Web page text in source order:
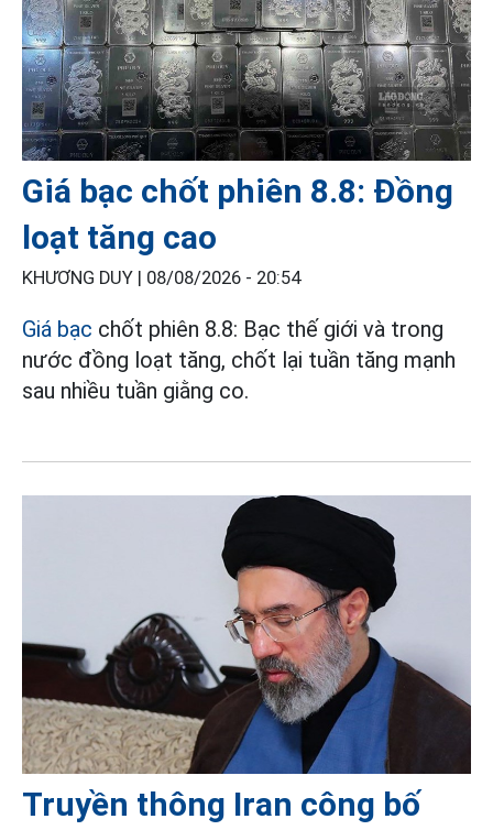
Giá bạc chốt phiên 8.8: Đồng
loạt tăng cao
KHƯƠNG DUY | 08/08/2026 - 20:54
Giá bạc chốt phiên 8.8: Bạc thế giới và trong
nước đồng loạt tăng, chốt lại tuần tăng mạnh
sau nhiều tuần giằng co.
Truyền thông Iran công bố